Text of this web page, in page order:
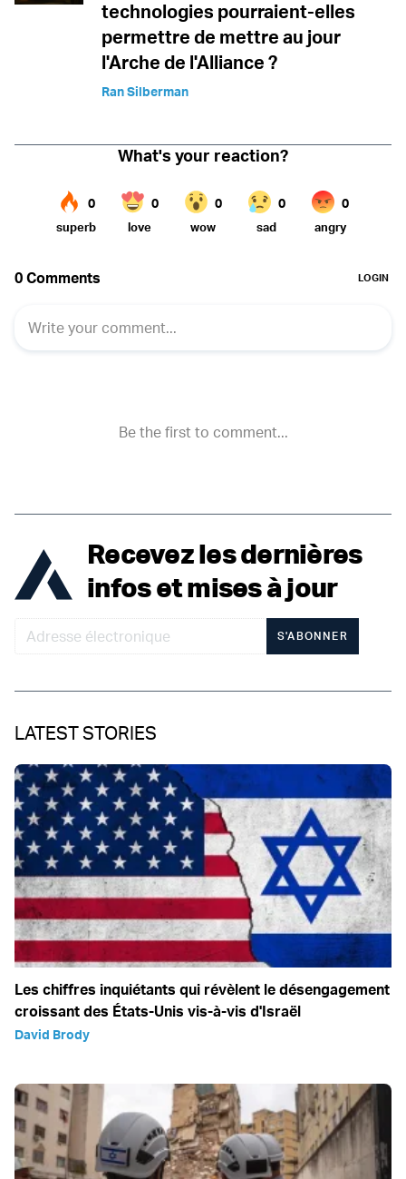
technologies pourraient-elles
permettre de mettre au jour
l'Arche de l'Alliance ?
Ran Silberman
Recevez les dernières
infos et mises à jour
S'ABONNER
LATEST STORIES
Les chiffres inquiétants qui révèlent le désengagement
croissant des États-Unis vis-à-vis d'Israël
David Brody